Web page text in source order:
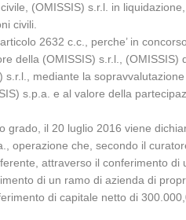
(OMISSIS) s.r.l. in
civili.
2632 c.c., perche’ in
della (OMISSIS) s.r.l.,
mediante la
s.p.a. e al valore della
il 20 luglio 2016 viene
operazione che, secondo il
attraverso il conferimento di
di un ramo di azienda di
di capitale netto di